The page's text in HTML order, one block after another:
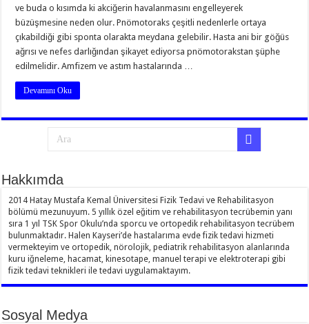
ve buda o kısımda ki akciğerin havalanmasını engelleyerek
büzüşmesine neden olur. Pnömotoraks çeşitli nedenlerle ortaya
çıkabildiği gibi sponta olarakta meydana gelebilir. Hasta ani bir göğüs
ağrısı ve nefes darlığından şikayet ediyorsa pnömotorakstan şüphe
edilmelidir. Amfizem ve astım hastalarında …
Devamını Oku
Hakkımda
2014 Hatay Mustafa Kemal Üniversitesi Fizik Tedavi ve Rehabilitasyon
bölümü mezunuyum. 5 yıllık özel eğitim ve rehabilitasyon tecrübemin yanı
sıra 1 yıl TSK Spor Okulu’nda sporcu ve ortopedik rehabilitasyon tecrübem
bulunmaktadır. Halen Kayseri’de hastalarıma evde fizik tedavi hizmeti
vermekteyim ve ortopedik, nörolojik, pediatrik rehabilitasyon alanlarında
kuru iğneleme, hacamat, kinesotape, manuel terapi ve elektroterapi gibi
fizik tedavi teknikleri ile tedavi uygulamaktayım.
Sosyal Medya